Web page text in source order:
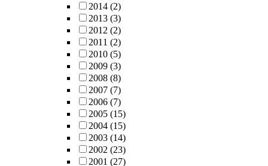
2014 (2)
2013 (3)
2012 (2)
2011 (2)
2010 (5)
2009 (3)
2008 (8)
2007 (7)
2006 (7)
2005 (15)
2004 (15)
2003 (14)
2002 (23)
2001 (27)